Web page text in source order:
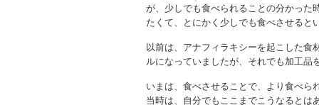
が、少しでも食べられることの分かった
たくて、とにかく少しでも食べさせると
以前は、アナフィラキシーを起こした食
ルになっていましたが、それでも加工品
いまは、食べさせることで、より食べら
当時は、自分でもここまでこうなるとは